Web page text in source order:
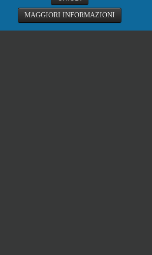
MAGGIORI INFORMAZIONI